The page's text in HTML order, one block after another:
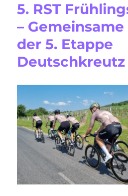
5. RST
–
der 5. Etappe
Deutschkreutz